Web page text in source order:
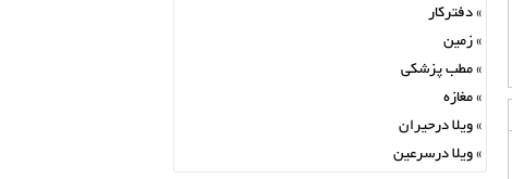
دفترکار
زمین
مطب پزشکی
مغازه
ویلا درحیران
ویلا درسرعین